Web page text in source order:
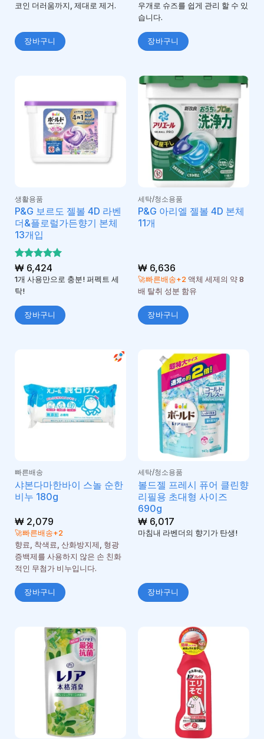
코인 더러움까지, 제대로 제거.
장바구니
우개로 슈즈를 쉽게 관리 할 수 ​​있
습니다.
장바구니
생활용품
P&G 보르도 젤볼 4D 라벤
더&플로럴가든향기 본체
13개입
5 중에서
5로 평가
됨
₩6,424
1개 사용만으로 충분! 퍼펙트 세
탁!
장바구니
세탁/청소용품
P&G 아리엘 젤볼 4D 본체
11개
₩6,636
🚀빠른배송+2 액체 세제의 약 8
배 탈취 성분 함유
장바구니
빠른배송
샤본다마한바이 스놀 순한
비누 180g
₩2,079
🚀빠른배송+2
향료, 착색료, 산화방지제, 형광
증백제를 사용하지 않은 손 친화
적인 무첨가 비누입니다.
장바구니
세탁/청소용품
볼드젤 프레시 퓨어 클린향
리필용 초대형 사이즈
690g
₩6,017
마침내 라벤더의 향기가 탄생!
장바구니